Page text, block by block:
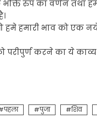
रुप का वर्णन तथा
हमे हमारी भाव को एक
करने का ये काव्य
पहला पुजा शिव